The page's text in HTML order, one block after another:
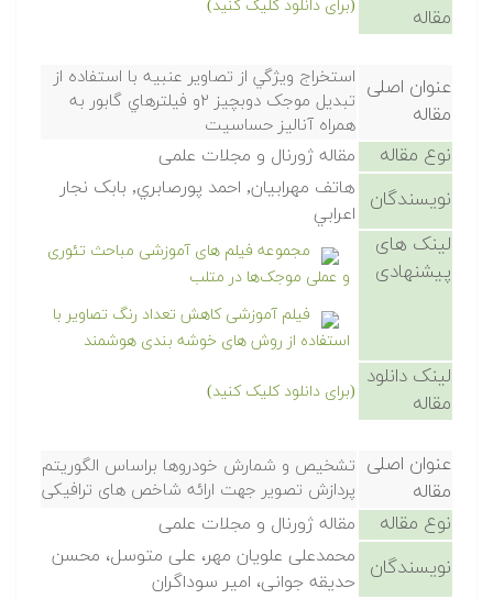
مقاله
(برای دانلود کلیک کنید)
عنوان اصلی
مقاله
استخراج ويژگي از تصاوير عنبيه با استفاده از
تبديل موجک دوبچيز ۲و فيلترهاي گابور به
همراه آناليز حساسيت
نوع مقاله مقاله ژورنال و مجلات علمی
نویسندگان
هاتف مهرابيان, احمد پورصابري, بابک نجار
اعرابي
لینک های
پیشنهادی
مجموعه فیلم های آموزشی مباحث تئوری
و عملی موجک‌ها در متلب
فیلم آموزشی کاهش تعداد رنگ تصاویر با
استفاده از روش های خوشه بندی هوشمند
لینک دانلود
مقاله
(برای دانلود کلیک کنید)
عنوان اصلی
مقاله
تشخیص و شمارش خودروها براساس الگوریتم
پردازش تصویر جهت ارائه شاخص های ترافیکی
نوع مقاله مقاله ژورنال و مجلات علمی
نویسندگان
محمدعلی علویان مهر، علی متوسل، محسن
حدیقه جوانی، امیر سوداگران